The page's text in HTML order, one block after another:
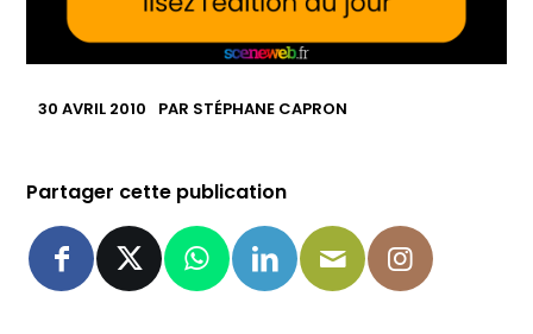
30 AVRIL 2010 PAR STÉPHANE CAPRON
Partager cette publication